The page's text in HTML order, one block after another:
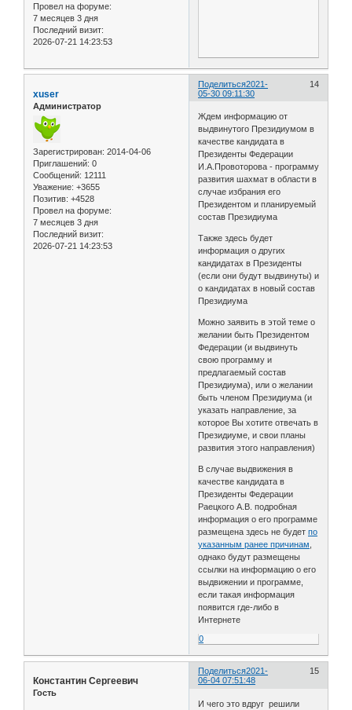
Провел на форуме:
7 месяцев 3 дня
Последний визит:
2026-07-21 14:23:53
Поделиться 14
2021-
05-30 09:11:30
xuser
Администратор
Зарегистрирован: 2014-04-06
Приглашений: 0
Сообщений: 12111
Уважение: +3655
Позитив: +4528
Провел на форуме:
7 месяцев 3 дня
Последний визит:
2026-07-21 14:23:53
Ждем информацию от
выдвинутого Президиумом в
качестве кандидата в
Президенты Федерации
И.А.Провоторова - программу
развития шахмат в области в
случае избрания его
Президентом и планируемый
состав Президиума
Также здесь будет
информация о других
кандидатах в Президенты
(если они будут выдвинуты) и
о кандидатах в новый состав
Президиума
Можно заявить в этой теме о
желании быть Президентом
Федерации (и выдвинуть
свою программу и
предлагаемый состав
Президиума), или о желании
быть членом Президиума (и
указать направление, за
которое Вы хотите отвечать в
Президиуме, и свои планы
развития этого направления)
В случае выдвижения в
качестве кандидата в
Президенты Федерации
Раецкого А.В. подробная
информация о его программе
размещена здесь не будетпо
указанным ранее причинам
однако будут размещены
ссылки на информацию о его
выдвижении и программе,
если такая информация
появится где-либо в
Интернете
0
Поделиться 15
2021-
06-04 07:51:48
Константин Сергеевич
Гость
И чего это вдруг решили